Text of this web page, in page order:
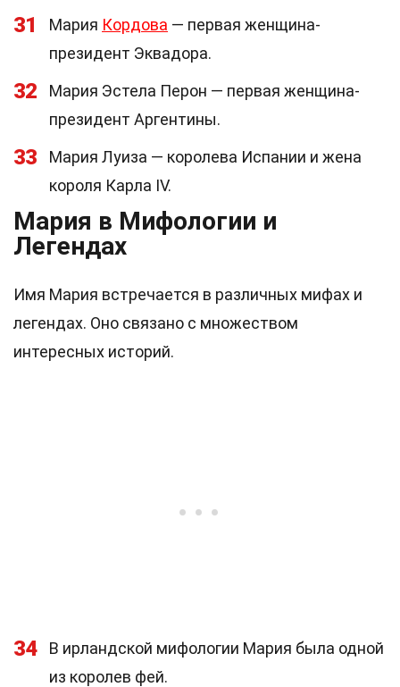
31 Мария Кордова — первая женщина-
президент Эквадора.
32
Мария Эстела Перон — первая женщина-
президент Аргентины.
33
Мария Луиза — королева Испании и жена
короля Карла IV.
Мария в Мифологии и
Легендах
Имя Мария встречается в различных мифах и
легендах. Оно связано с множеством
интересных историй.
34
В ирландской мифологии Мария была одной
из королев фей.